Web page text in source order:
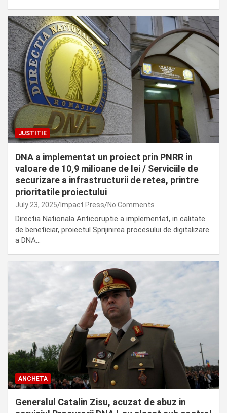
JUSTITIE
DNA a implementat un proiect prin PNRR in
valoare de 10,9 milioane de lei / Serviciile de
securizare a infrastructurii de retea, printre
prioritatile proiectului
July 23, 2025 Impact Press No Comments
Directia Nationala Anticoruptie a implementat, in calitate
de beneficiar, proiectul Sprijinirea procesului de digitalizare
a DNA…
ANCHETA
Generalul Catalin Zisu, acuzat de abuz in